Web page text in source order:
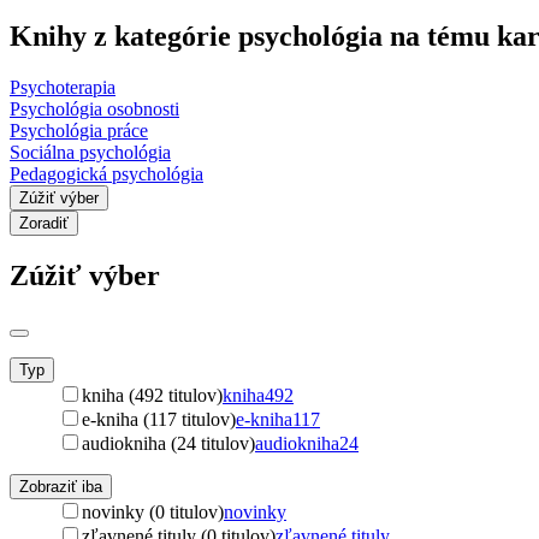
Knihy z kategórie psychológia na tému
Psychoterapia
Psychológia osobnosti
Psychológia práce
Sociálna psychológia
Pedagogická psychológia
Zúžiť výber
Zoradiť
Zúžiť výber
Typ
kniha (492 titulov)kniha492
e-kniha (117 titulov)e-kniha117
audiokniha (24 titulov)audiokniha24
Zobraziť iba
novinky (0 titulov)novinky